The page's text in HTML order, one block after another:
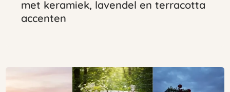
met keramiek, lavendel en terracotta
accenten